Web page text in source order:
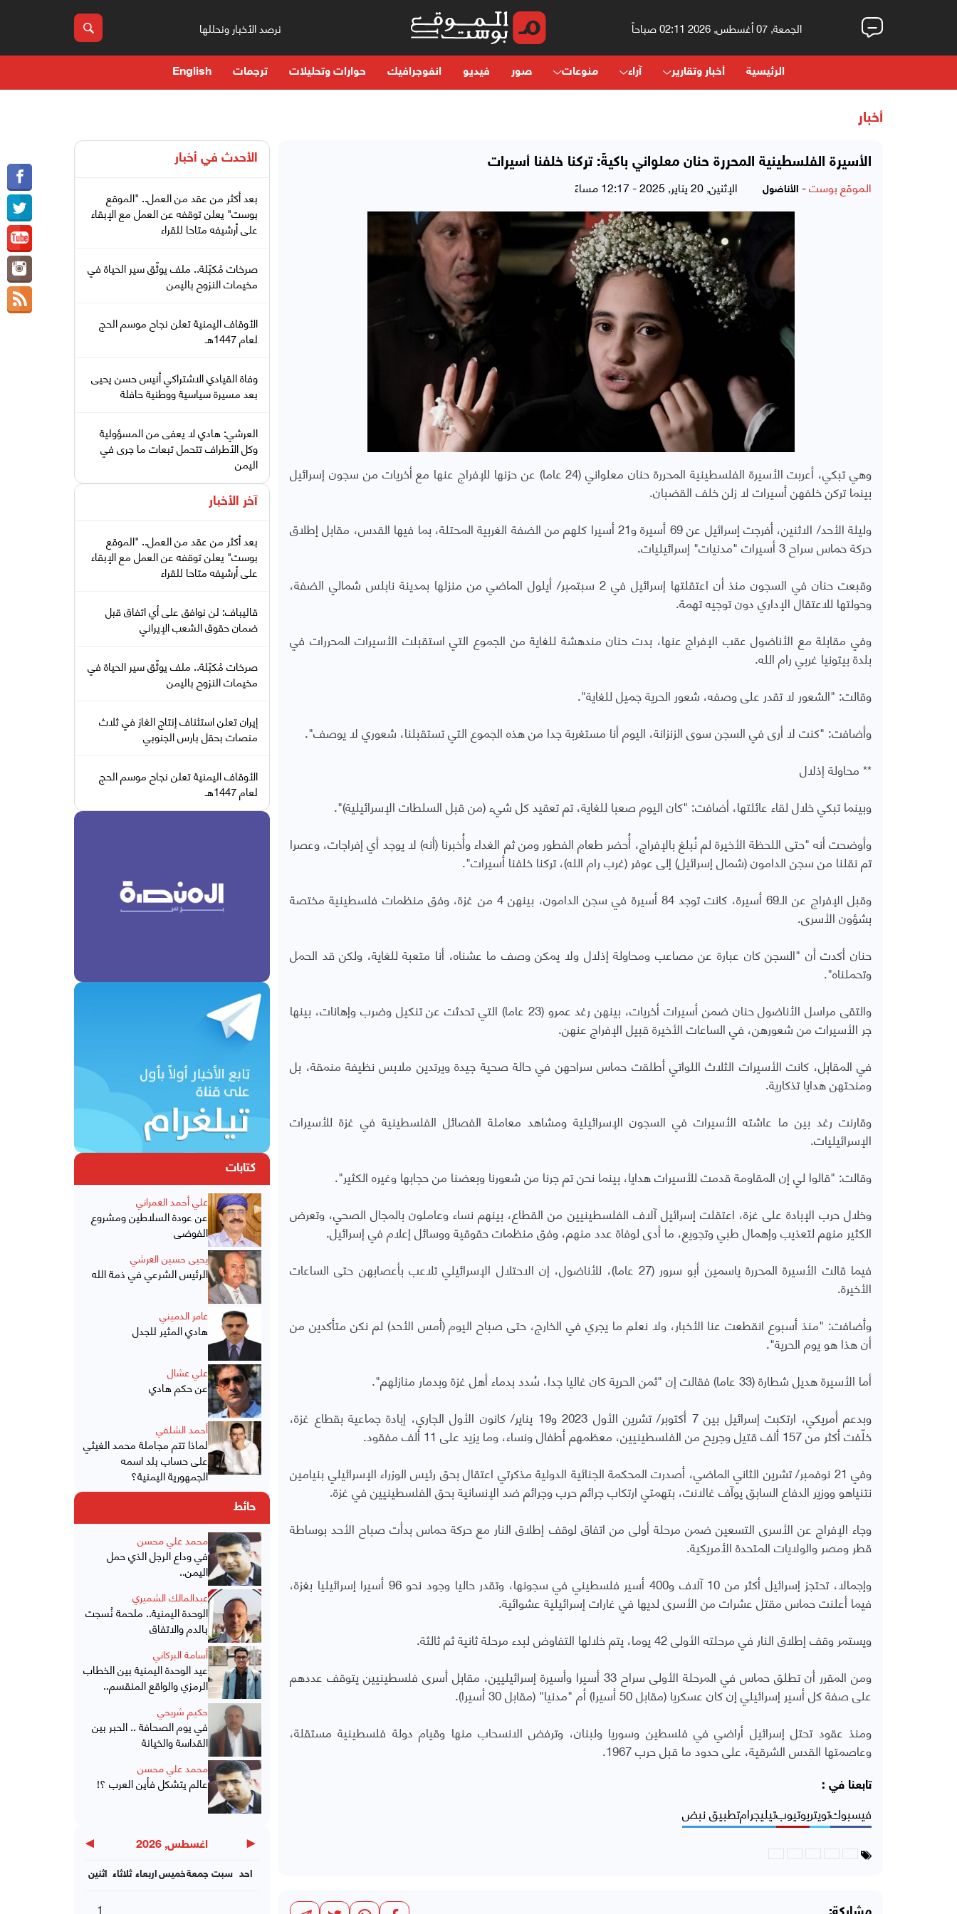
الجمعة, 07 أغسطس, 2026 02:11 صباحاً نرصد الأخبار ونحللها
الرئيسية أخبار وتقارير آراء منوعات صور فيديو انفوجرافيك حوارات وتحليلات ترجمات English
أخبار
الأسيرة الفلسطينية المحررة حنان معلواني باكيةً: تركنا خلفنا أسيرات
الموقع بوست- الأناضول الإثنين, 20 يناير, 2025 - 12:17 مساءً
وهي تبكي، أعربت الأسيرة الفلسطينية المحررة حنان معلواني (24 عاما) عن حزنها للإفراج عنها مع أخريات من سجون إسرائيل
بينما تركن خلفهن أسيرات لا زلن خلف القضبان.
وليلة الأحد/ الاثنين، أفرجت إسرائيل عن 69 أسيرة و21 أسيرا كلهم من الضفة الغربية المحتلة، بما فيها القدس، مقابل إطلاق
حركة حماس سراح 3 أسيرات "مدنيات" إسرائيليات.
وقبعت حنان في السجون منذ أن اعتقلتها إسرائيل في 2 سبتمبر/ أيلول الماضي من منزلها بمدينة نابلس شمالي الضفة،
وحولتها للاعتقال الإداري دون توجيه تهمة.
وفي مقابلة مع الأناضول عقب الإفراج عنها، بدت حنان مندهشة للغاية من الجموع التي استقبلت الأسيرات المحررات في
بلدة بيتونيا غربي رام الله.
وقالت: "الشعور لا تقدر على وصفه، شعور الحرية جميل للغاية".
وأضافت: "كنت لا أرى في السجن سوى الزنزانة، اليوم أنا مستغربة جدا من هذه الجموع التي تستقبلنا، شعوري لا يوصف".
** محاولة إذلال
وبينما تبكي خلال لقاء عائلتها، أضافت: "كان اليوم صعبا للغاية، تم تعقيد كل شيء (من قبل السلطات الإسرائيلية)".
وأوضحت أنه "حتى اللحظة الأخيرة لم نُبلغ بالإفراج، أُحضر طعام الفطور ومن ثم الغداء وأُخبرنا (أنه) لا يوجد أي إفراجات، وعصرا
تم نقلنا من سجن الدامون (شمال إسرائيل) إلى عوفر (غرب رام الله)، تركنا خلفنا أسيرات".
وقبل الإفراج عن الـ69 أسيرة، كانت توجد 84 أسيرة في سجن الدامون، بينهن 4 من غزة، وفق منظمات فلسطينية مختصة
بشؤون الأسرى.
حنان أكدت أن "السجن كان عبارة عن مصاعب ومحاولة إذلال ولا يمكن وصف ما عشناه، أنا متعبة للغاية، ولكن قد الحمل
وتحملناه".
والتقى مراسل الأناضول حنان ضمن أسيرات أخريات، بينهن رغد عمرو (23 عاما) التي تحدثت عن تنكيل وضرب وإهانات، بينها
جر الأسيرات من شعورهن، في الساعات الأخيرة قبيل الإفراج عنهن.
في المقابل، كانت الأسيرات الثلاث اللواتي أطلقت حماس سراحهن في حالة صحية جيدة ويرتدين ملابس نظيفة منمقة، بل
ومنحتهن هدايا تذكارية.
وقارنت رغد بين ما عاشته الأسيرات في السجون الإسرائيلية ومشاهد معاملة الفصائل الفلسطينية في غزة للأسيرات
الإسرائيليات.
وقالت: "قالوا لي إن المقاومة قدمت للأسيرات هدايا، بينما نحن تم جرنا من شعورنا وبعضنا من حجابها وغيره الكثير".
وخلال حرب الإبادة على غزة، اعتقلت إسرائيل آلاف الفلسطينيين من القطاع، بينهم نساء وعاملون بالمجال الصحي، وتعرض
الكثير منهم لتعذيب وإهمال طبي وتجويع، ما أدى لوفاة عدد منهم، وفق منظمات حقوقية ووسائل إعلام في إسرائيل.
فيما قالت الأسيرة المحررة ياسمين أبو سرور (27 عاما)، للأناضول، إن الاحتلال الإسرائيلي تلاعب بأعصابهن حتى الساعات
الأخيرة.
وأضافت: "منذ أسبوع انقطعت عنا الأخبار، ولا نعلم ما يجري في الخارج، حتى صباح اليوم (أمس الأحد) لم نكن متأكدين من
أن هذا هو يوم الحرية".
أما الأسيرة هديل شطارة (33 عاما) فقالت إن "ثمن الحرية كان غاليا جدا، سُدد بدماء أهل غزة وبدمار منازلهم".
وبدعم أمريكي، ارتكبت إسرائيل بين 7 أكتوبر/ تشرين الأول 2023 و19 يناير/ كانون الأول الجاري، إبادة جماعية بقطاع غزة،
خلّفت أكثر من 157 ألف قتيل وجريح من الفلسطينيين، معظمهم أطفال ونساء، وما يزيد على 11 ألف مفقود.
وفي 21 نوفمبر/ تشرين الثاني الماضي، أصدرت المحكمة الجنائية الدولية مذكرتي اعتقال بحق رئيس الوزراء الإسرائيلي بنيامين
نتنياهو ووزير الدفاع السابق يوآف غالانت، بتهمتي ارتكاب جرائم حرب وجرائم ضد الإنسانية بحق الفلسطينيين في غزة.
وجاء الإفراج عن الأسرى التسعين ضمن مرحلة أولى من اتفاق لوقف إطلاق النار مع حركة حماس بدأت صباح الأحد بوساطة
قطر ومصر والولايات المتحدة الأمريكية.
وإجمالا، تحتجز إسرائيل أكثر من 10 آلاف و400 أسير فلسطيني في سجونها، وتقدر حاليا وجود نحو 96 أسيرا إسرائيليا بغزة،
فيما أعلنت حماس مقتل عشرات من الأسرى لديها في غارات إسرائيلية عشوائية.
ويستمر وقف إطلاق النار في مرحلته الأولى 42 يوما، يتم خلالها التفاوض لبدء مرحلة ثانية ثم ثالثة.
ومن المقرر أن تطلق حماس في المرحلة الأولى سراح 33 أسيرا وأسيرة إسرائيليين، مقابل أسرى فلسطينيين يتوقف عددهم
على صفة كل أسير إسرائيلي إن كان عسكريا (مقابل 50 أسيرا) أم "مدنيا" (مقابل 30 أسيرا).
ومنذ عقود تحتل إسرائيل أراضي في فلسطين وسوريا ولبنان، وترفض الانسحاب منها وقيام دولة فلسطينية مستقلة،
وعاصمتها القدس الشرقية، على حدود ما قبل حرب 1967.
تابعنا في :
فيسبوكتويتريوتيوبتيليجرامتطبيق نبض
الأحدث في أخبار
بعد أكثر من عقد من العمل.. "الموقع
بوست" يعلن توقفه عن العمل مع الإبقاء
على أرشيفه متاحا للقراء
صرخات مُكبّلة.. ملف يوثّق سير الحياة في
مخيمات النزوح باليمن
الأوقاف اليمنية تعلن نجاح موسم الحج
لعام 1447هـ
وفاة القيادي الاشتراكي أنيس حسن يحيى
بعد مسيرة سياسية ووطنية حافلة
العرشي: هادي لا يعفى من المسؤولية
وكل الأطراف تتحمل تبعات ما جرى في
اليمن
آخر الأخبار
بعد أكثر من عقد من العمل.. "الموقع
بوست" يعلن توقفه عن العمل مع الإبقاء
على أرشيفه متاحا للقراء
قاليباف: لن نوافق على أي اتفاق قبل
ضمان حقوق الشعب الإيراني
صرخات مُكبّلة.. ملف يوثّق سير الحياة في
مخيمات النزوح باليمن
إيران تعلن استئناف إنتاج الغاز في ثلاث
منصات بحقل بارس الجنوبي
الأوقاف اليمنية تعلن نجاح موسم الحج
لعام 1447هـ
كتابات
علي أحمد العمراني
عن عودة السلاطين ومشروع
الفوضى
يحيى حسين العرشي
الرئيس الشرعي في ذمة الله
عامر الدميني
هادي المثير للجدل
علي عشال
عن حكم هادي
أحمد الشلفي
لماذا تتم مجاملة محمد الغيثي
على حساب بلد اسمه
الجمهورية اليمنية؟
حائط
محمد علي محسن
في وداع الرجل الذي حمل
اليمن..
عبدالمالك الشميري
الوحدة اليمنية.. ملحمة نُسجت
بالدم والاتفاق
أسامة البركاني
عيد الوحدة اليمنية بين الخطاب
الرمزي والواقع المنقسم..
حكيم شريحي
في يوم الصحافة .. الحبر بين
القداسة والخيانة
محمد علي محسن
عالم يتشكل فأين العرب ؟!
◀ اغسطس, 2026 ▶
اثنين ثلاثاء اربعاءخميسجمعة سبت احد
1